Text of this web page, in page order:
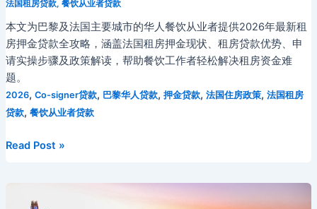
法国租房贷款, 餐饮从业者贷款
本文为巴黎及法国主要城市的华人餐饮从业者提供2026年最新租
房押金贷款全攻略，涵盖法国租房押金现状、租房贷款优势、申
请实操步骤及政策解读，帮助餐饮工作者轻松解决租房资金难
题。
2026, Co-signer贷款, 巴黎华人贷款, 押金贷款, 法国住房政策, 法国租房
贷款, 餐饮从业者贷款
2026
Read Post »